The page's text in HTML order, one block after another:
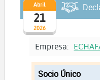
2026
Abril
21
Empresa:
Socio Único